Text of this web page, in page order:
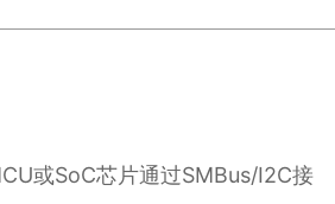
或SoC芯片通过SMBus/I2C接